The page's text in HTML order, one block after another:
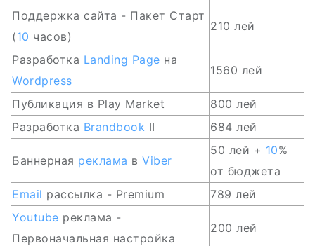
Поддержка сайта - Пакет Старт
(10 часов)
210 лей
Разработка Landing Page на
Wordpress
1560 лей
Публикация в Play Market
800 лей
Разработка Brandbook II 684 лей
Баннерная реклама в Viber
50 лей + 10%
от бюджета
Email рассылка - Premium
789 лей
Youtube реклама -
Первоначальная настройка
200 лей